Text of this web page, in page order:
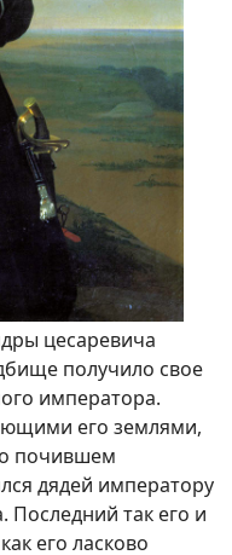
цесаревича
получило свое
императора.
его землями,
почившем
дядей императору
так его и
его ласково